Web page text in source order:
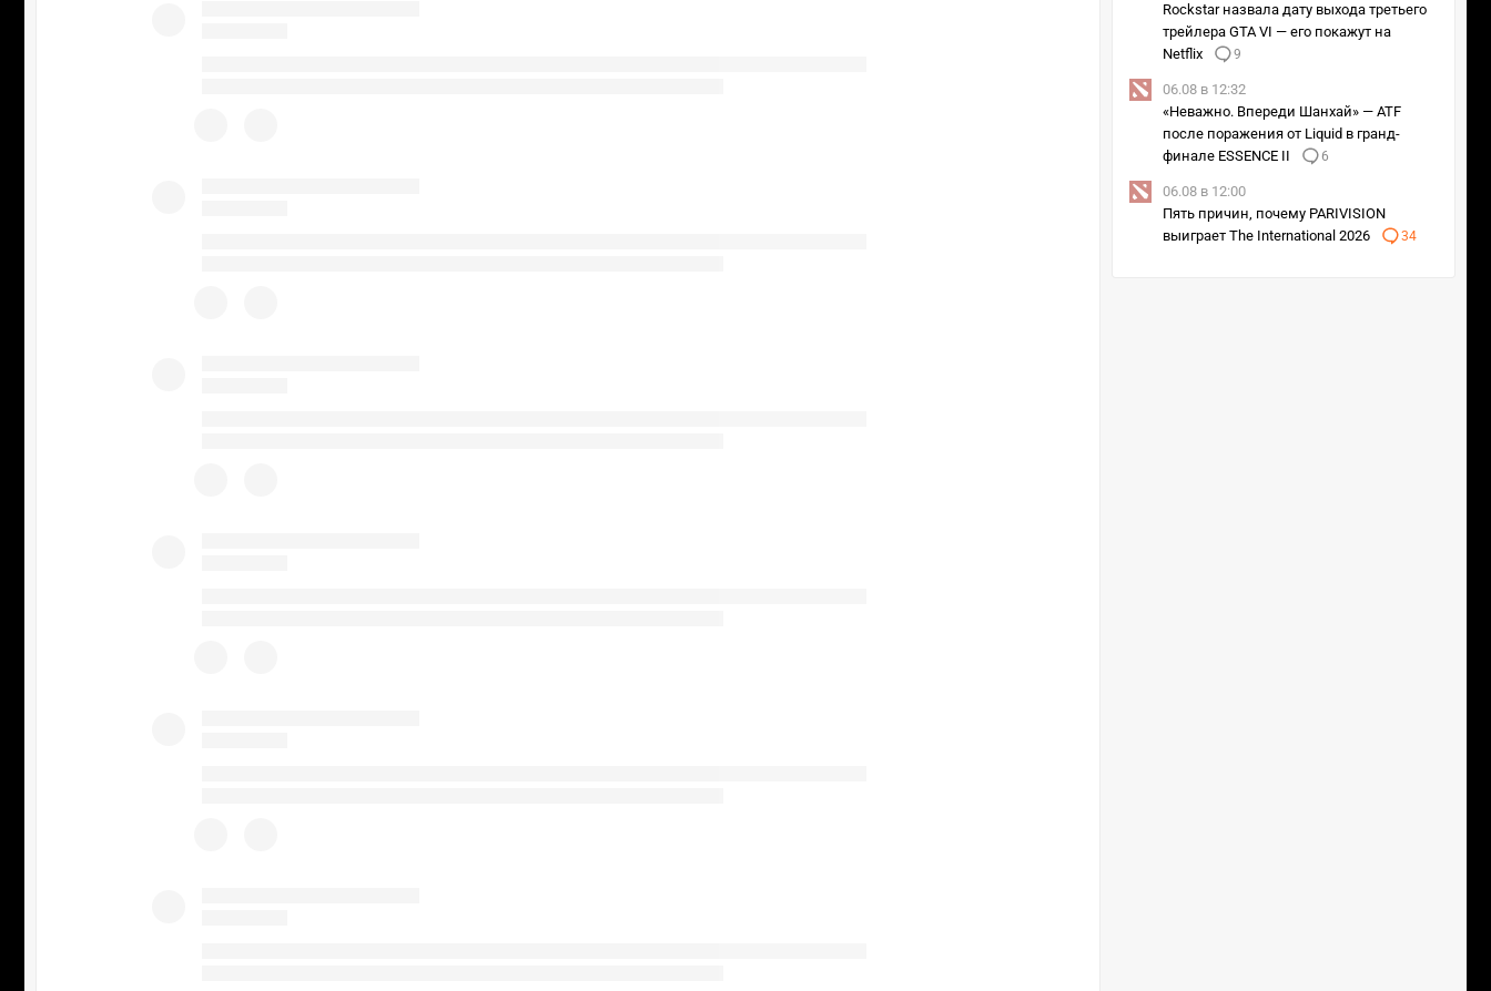
Rockstar назвала дату выхода третьего
трейлера GTA VI — его покажут на
Netflix
9
06.08 в 12:32
«Неважно. Впереди Шанхай» — ATF
после поражения от Liquid в гранд-
финале ESSENCE II
6
06.08 в 12:00
Пять причин, почему PARIVISION
выиграет The International 2026
34